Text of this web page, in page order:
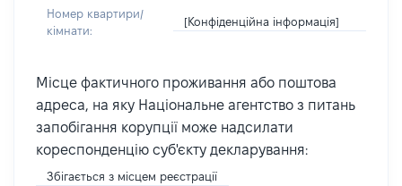
Номер квартири/
кімнати:
[Конфіденційна інформація]
Місце фактичного проживання або поштова
адреса, на яку Національне агентство з питань
запобігання корупції може надсилати
кореспонденцію суб'єкту декларування:
Збігається з місцем реєстрації